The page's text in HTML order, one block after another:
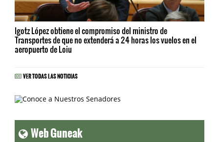
Igotz López obtiene el compromiso del ministro de
Transportes de que no extenderá a 24 horas los vuelos en el
aeropuerto de Loiu
VER TODAS LAS NOTICIAS
Web Guneak